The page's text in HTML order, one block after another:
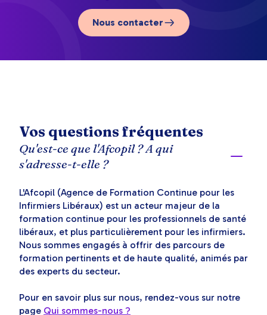
Nous contacter
Vos questions fréquentes
Qu'est-ce que l'Afcopil ? A qui
s'adresse-t-elle ?
L'Afcopil (Agence de Formation Continue pour les
Infirmiers Libéraux) est un acteur majeur de la
formation continue pour les professionnels de santé
libéraux, et plus particulièrement pour les infirmiers.
Nous sommes engagés à offrir des parcours de
formation pertinents et de haute qualité, animés par
des experts du secteur.
Pour en savoir plus sur nous, rendez-vous sur notre
page Qui sommes-nous ?